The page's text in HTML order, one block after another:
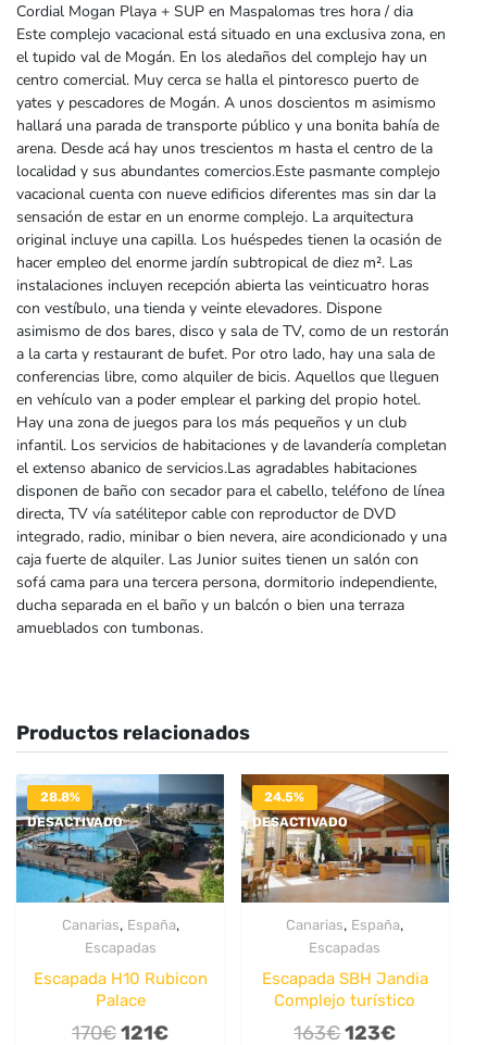
Cordial Mogan Playa + SUP en Maspalomas tres hora / dia
Este complejo vacacional está situado en una exclusiva zona, en
el tupido val de Mogán. En los aledaños del complejo hay un
centro comercial. Muy cerca se halla el pintoresco puerto de
yates y pescadores de Mogán. A unos doscientos m asimismo
hallará una parada de transporte público y una bonita bahía de
arena. Desde acá hay unos trescientos m hasta el centro de la
localidad y sus abundantes comercios.Este pasmante complejo
vacacional cuenta con nueve edificios diferentes mas sin dar la
sensación de estar en un enorme complejo. La arquitectura
original incluye una capilla. Los huéspedes tienen la ocasión de
hacer empleo del enorme jardín subtropical de diez m². Las
instalaciones incluyen recepción abierta las veinticuatro horas
con vestíbulo, una tienda y veinte elevadores. Dispone
asimismo de dos bares, disco y sala de TV, como de un restorán
a la carta y restaurant de bufet. Por otro lado, hay una sala de
conferencias libre, como alquiler de bicis. Aquellos que lleguen
en vehículo van a poder emplear el parking del propio hotel.
Hay una zona de juegos para los más pequeños y un club
infantil. Los servicios de habitaciones y de lavandería completan
el extenso abanico de servicios.Las agradables habitaciones
disponen de baño con secador para el cabello, teléfono de línea
directa, TV vía satélitepor cable con reproductor de DVD
integrado, radio, minibar o bien nevera, aire acondicionado y una
caja fuerte de alquiler. Las Junior suites tienen un salón con
sofá cama para una tercera persona, dormitorio independiente,
ducha separada en el baño y un balcón o bien una terraza
amueblados con tumbonas.
Productos relacionados
28.8%
DESACTIVADO
Canarias, España,
Escapadas
Escapada H10 Rubicon
Palace
170€El
121€El
24.5%
DESACTIVADO
Canarias, España,
Escapadas
Escapada SBH Jandia
Complejo turístico
163€El
123€El